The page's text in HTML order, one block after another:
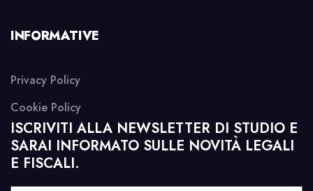
INFORMATIVE
Privacy Policy
Cookie Policy
ISCRIVITI ALLA NEWSLETTER DI STUDIO E
SARAI INFORMATO SULLE NOVITÀ LEGALI
E FISCALI.